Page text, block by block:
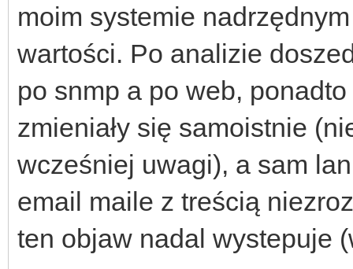
moim systemie
wartości. Po analizie
po snmp a po web,
zmieniały się samoistnie
wcześniej uwagi), a sam
email maile z treścią
ten objaw nadal wystepuje